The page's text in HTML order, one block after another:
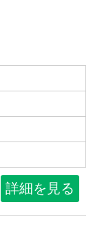
詳細を見る